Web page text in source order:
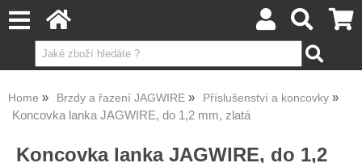
Home Brzdy a řazení JAGWIRE Příslušenství a koncovky
Koncovka lanka JAGWIRE, do 1,2 mm, zlatá
Koncovka lanka JAGWIRE, do 1,2